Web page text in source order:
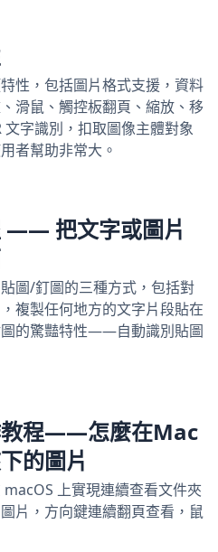
性，包括圖片格式支援，資料
滑鼠、觸控板翻頁、縮放、移
字識別，扣取圖像主體對象
者幫助非常大。
—— 把文字或圖片
圖/釘圖的三種方式，包括對
複製任何地方的文字片段貼在
的驚豔特性——自動識別貼圖
教程——怎麼在Mac
的圖片
上實現連續查看文件夾
片，方向鍵連續翻頁查看，鼠